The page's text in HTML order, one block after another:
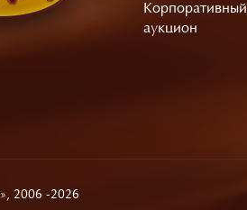
Корпоративный
аукцион
2006 -2026